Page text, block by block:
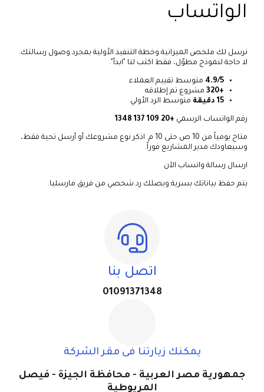
الواتساب
نرسل لك ملخص الميزانية وخطة التنفيذ الأولية بمجرد وصول رسالتك.
لا حاجة لنموذج مطوّل، فقط اكتب لنا "ابدأ".
4.9/5 متوسط تقييم العملاء
+320
مشروع تم إطلاقه
15 دقيقة
متوسط الرد الأولي
رقم الواتساب الرسمي +20 109 137 1348
متاح يومياً من 10 ص حتى 10 م. اذكر نوع مشروعك أو أرسل تحية فقط،
وسيعاودك مدير المشاريع فوراً.
ارسال رسالة واتساب الآن
يتم حفظ بياناتك بسرية ويصلك رد شخصي من فريق مارسليا.
اتصل بنا
01091371348
يمكنك زيارتنا فى مقر الشركة
جمهورية مصر العربية - محافظة الجيزة - فيصل
المريوطية